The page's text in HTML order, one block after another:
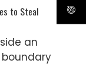
to Steal
an